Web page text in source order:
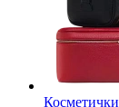
Косметички